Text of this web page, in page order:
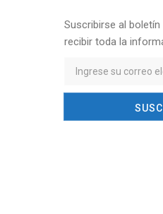
Suscribirse al boletín
recibir toda la